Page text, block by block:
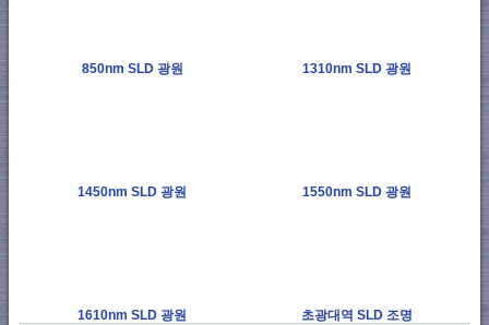
850nm SLD 광원 1310nm SLD 광원
1450nm SLD 광원 1550nm SLD 광원
1610nm SLD 광원 초광대역 SLD 조명